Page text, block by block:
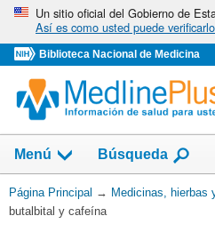
Omita
vaya
al
Contenido
Un sitio oficial del Gobierno de
Así es como usted puede verificarlo
Biblioteca Nacional de Medicina
Menú
Mostrar
campo
de
Búsqueda
Usted
está
Página Principal → Medicinas, hierbas
butalbital y cafeína